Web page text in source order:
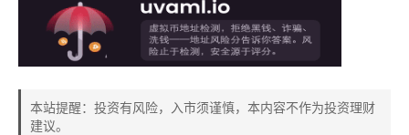
本站提醒：投资有风险，入市须谨慎，本内容不作为投资理财
建议。